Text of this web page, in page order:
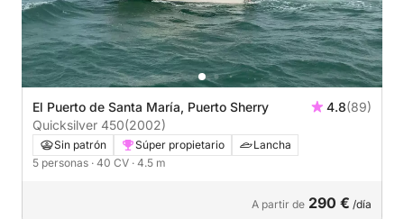
El Puerto de Santa María, Puerto Sherry 4.8(89)
Quicksilver 450(2002)
Sin patrón Súper propietario
Lancha
5 personas · 40 CV · 4.5 m
A partir de 290 € /día